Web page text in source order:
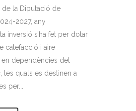
de la Diputació de
2027, any
inversió s’ha fet per dotar
calefacció i aire
dependències del
les quals es destinen a
per...